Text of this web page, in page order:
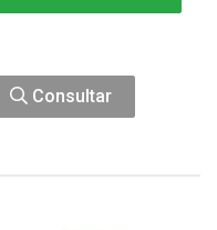
Consultar